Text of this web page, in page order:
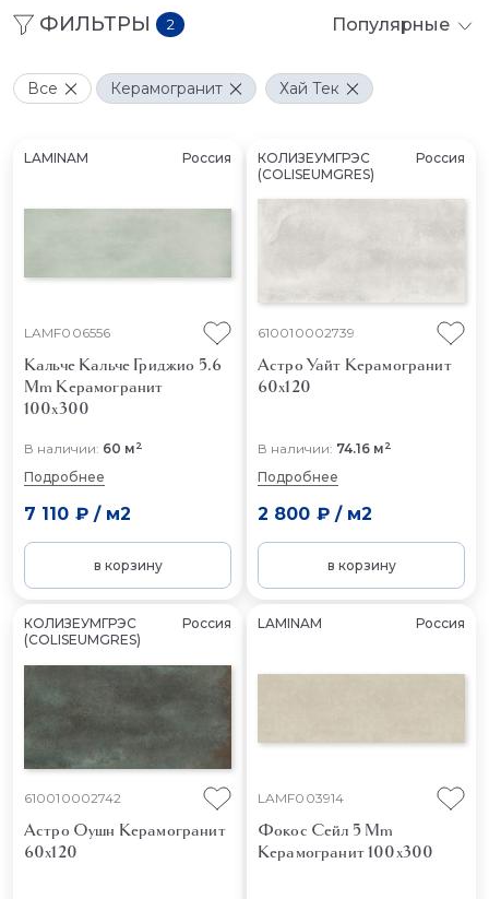
ФИЛЬТРЫ 2 Популярные
Все Керамогранит Хай Тек
LAMINAM Россия
LAMF006556
Кальче Кальче Гриджио 5.6
Mm Керамогранит
100x300
В наличии: 60 м2
Подробнее
7 110 ₽/ м2
в корзину
КОЛИЗЕУМГРЭС
(COLISEUMGRES)
Россия
610010002739
Астро Уайт Керамогранит
60x120
В наличии: 74.16 м2
Подробнее
2 800 ₽/ м2
в корзину
КОЛИЗЕУМГРЭС
(COLISEUMGRES)
Россия
610010002742
Астро Оушн Керамогранит
60x120
LAMINAM Россия
LAMF003914
Фокос Сейл 5 Mm
Керамогранит 100x300